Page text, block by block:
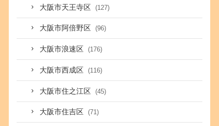
大阪市天王寺区 (127)
大阪市阿倍野区 (96)
大阪市浪速区 (176)
大阪市西成区 (116)
大阪市住之江区 (45)
大阪市住吉区 (71)